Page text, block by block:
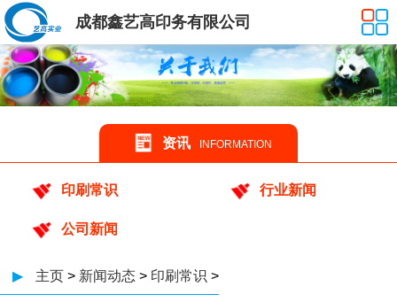
成都鑫艺高印务有限公司
资讯 INFORMATION
印刷常识 行业新闻
公司新闻
▶ 主页 > 新闻动态 > 印刷常识 >